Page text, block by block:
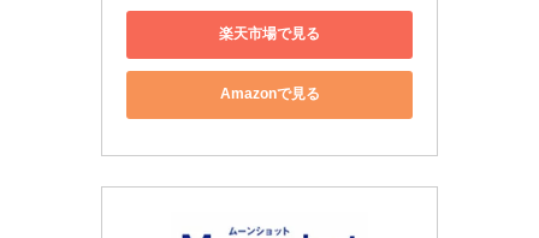
楽天市場で見る
Amazonで見る